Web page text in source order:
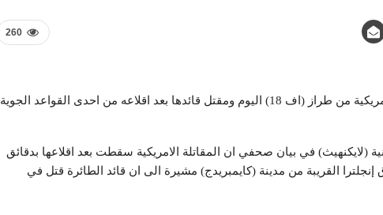
260
أعلنت السلطات البريطانية سقوط مقاتلة أمريكية من طراز (اف 18) اليوم ومقتل قائدها بعد اقلاعه من احدى القواعد الجوية
(لايكنهيث) في بيان صحفي ان المقاتلة الامريكية سقطت بعد اقلاعها بدقائق
القريبة من مدينة (كايمبريدج) مشيرة الى ان قائد الطائرة قتل في